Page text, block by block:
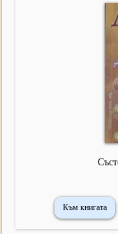
Към книгата